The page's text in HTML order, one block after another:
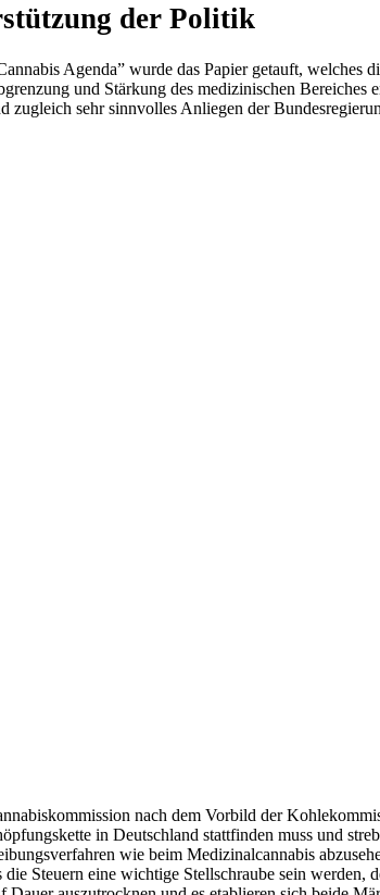
der Politik
Agenda” wurde das Papier getauft,
und Stärkung des medizinischen
zugleich sehr sinnvolles Anliegen der
nach dem Vorbild der
in Deutschland stattfinden muss und
wie beim Medizinalcannabis
Steuern eine wichtige Stellschraube sein werden,